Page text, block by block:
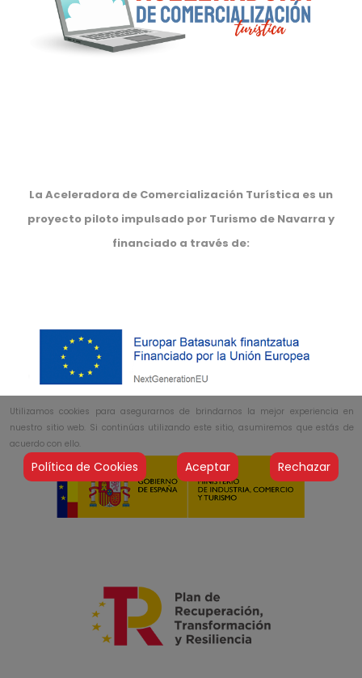
La Aceleradora de Comercialización Turística es un
proyecto piloto impulsado por Turismo de Navarra y
financiado a través de:
Utilizamos cookies para asegurarnos de brindarnos la mejor experiencia en
nuestro sitio web. Si continúas utilizando este sitio, asumiremos que estás de
acuerdo con ello.
Política de Cookies Aceptar Rechazar